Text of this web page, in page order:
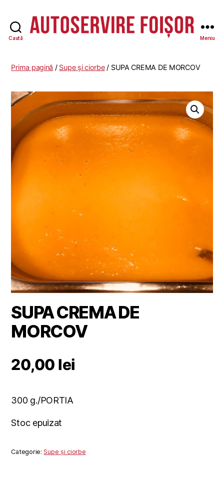
Caută
-
Meniu
Prima pagină / Supe și ciorbe/ SUPA CREMA DE MORCOV
SUPA CREMA DE
MORCOV
20,00 lei
300 g./PORTIA
Stoc epuizat
Categorie:Supe și ciorbe